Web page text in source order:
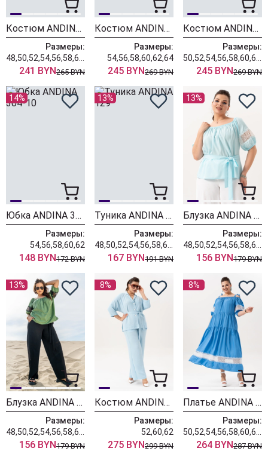
Костюм ANDINA 982
Размеры:
241 BYN265 BYN
Костюм ANDINA 980
Размеры:
54,56,58,60,62,64
245 BYN269 BYN
Костюм ANDINA 953
Размеры:
245 BYN269 BYN
14%
Юбка ANDINA 304-10
Размеры:
54,56,58,60,62
148 BYN172 BYN
13%
Туника ANDINA 129
Размеры:
167 BYN191 BYN
13%
Блузка ANDINA 125
Размеры:
156 BYN179 BYN
13%
Блузка ANDINA 120
Размеры:
156 BYN179 BYN
8%
Костюм ANDINA 3001-2
Размеры:
52,60,62
275 BYN299 BYN
8%
Платье ANDINA 830-3
Размеры:
264 BYN287 BYN